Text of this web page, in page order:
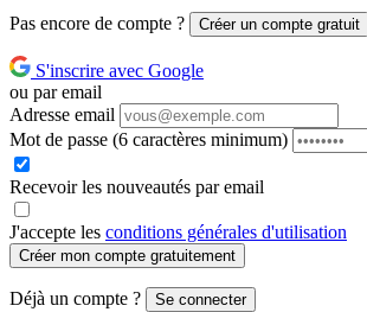
Pas encore de compte ? Créer un compte gratuit
S'inscrire avec Google
ou par email
Adresse email
Mot de passe (6 caractères minimum)
Recevoir les nouveautés par email
J'accepte les conditions générales d'utilisation
Créer mon compte gratuitement
Déjà un compte ? Se connecter